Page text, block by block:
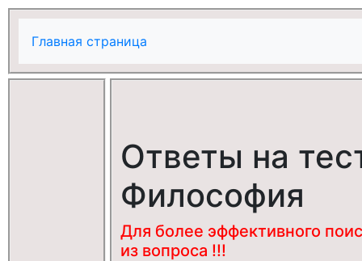
Главная страница
Ответы на
Философия
Для более эффективного
из вопроса !!!